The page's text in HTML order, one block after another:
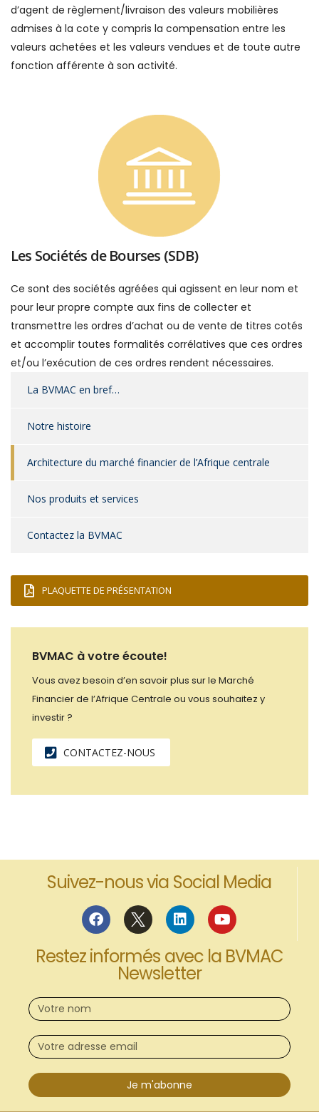
d’agent de règlement/livraison des valeurs mobilières
admises à la cote y compris la compensation entre les
valeurs achetées et les valeurs vendues et de toute autre
fonction afférente à son activité.
Les Sociétés de Bourses (SDB)
Ce sont des sociétés agréées qui agissent en leur nom et
pour leur propre compte aux fins de collecter et
transmettre les ordres d’achat ou de vente de titres cotés
et accomplir toutes formalités corrélatives que ces ordres
et/ou l’exécution de ces ordres rendent nécessaires.
La BVMAC en bref…
Notre histoire
Architecture du marché financier de l’Afrique centrale
Nos produits et services
Contactez la BVMAC
PLAQUETTE DE PRÉSENTATION
BVMAC à votre écoute!
Vous avez besoin d’en savoir plus sur le Marché
Financier de l’Afrique Centrale ou vous souhaitez y
investir ?
CONTACTEZ-NOUS
Suivez-nous via Social Media
Restez informés avec la BVMAC
Newsletter
Je m'abonne